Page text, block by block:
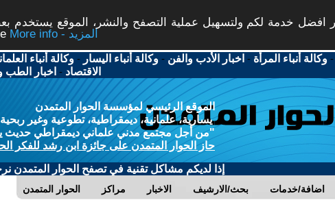
افضل خدمة لكم ولتسهيل عملية التصفح والنشر، الموقع يستخدم
More info - المزيد
-وكالة أنباء المرأة - اخبار الأدب والفن -وكالة أنباء اليسار -وكالة أنباء
الاقتصاد - اخبار الطب
الموقع الرئيسي لمؤسسة الحوار المتمدن
يسارية، علمانية، ديمقراطية، تطوعية وغير ربحية
"من أجل مجتمع مدني علماني ديمقراطي حديث
حاز الحوار المتمدن على جائزة ابن رشد للفكر
إذا لديكم مشاكل تقنية في تصفح الحوار المتمدن
الحوار المتمدن مراكز الاخبار بحث/الارشيف اضافة/خدمات